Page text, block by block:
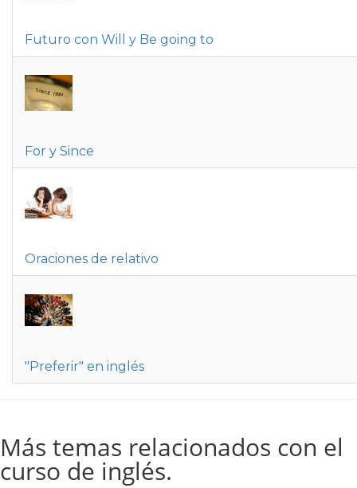
Futuro con Will y Be going to
For y Since
Oraciones de relativo
"Preferir" en inglés
Más temas relacionados con el
curso de inglés.